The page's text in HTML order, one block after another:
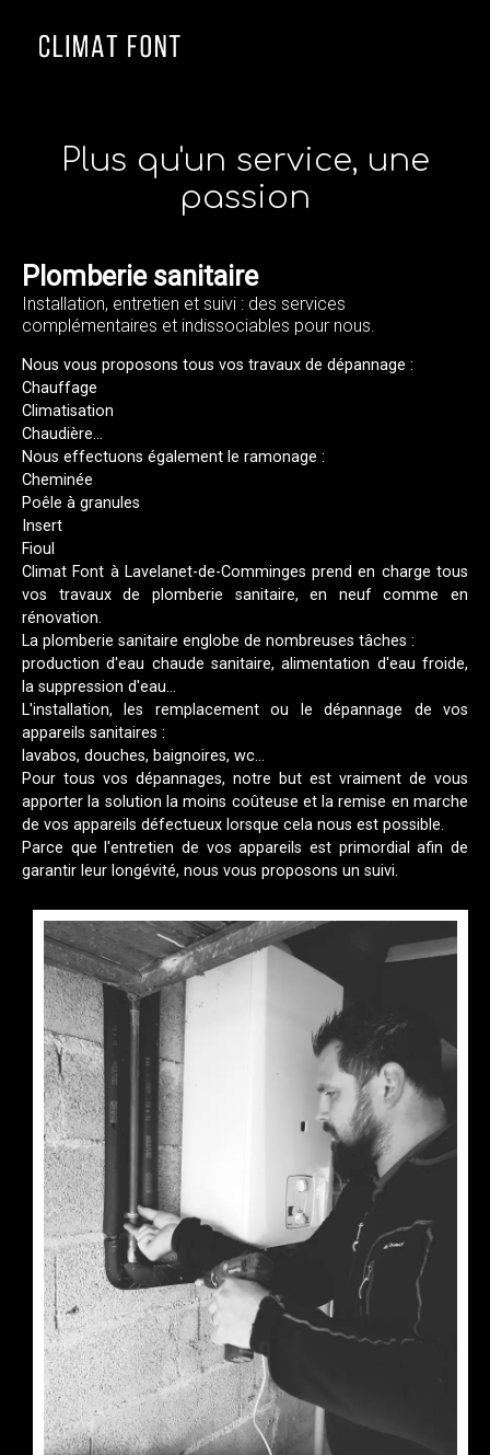
Plus qu'un service, une
passion
Plomberie sanitaire
Installation, entretien et suivi : des services
complémentaires et indissociables pour nous.
Nous vous proposons tous vos travaux de dépannage :
Chauffage
Climatisation
Chaudière...
Nous effectuons également le ramonage :
Cheminée
Poêle à granules
Insert
Fioul
Climat Font à Lavelanet-de-Comminges prend en charge tous
vos travaux de plomberie sanitaire, en neuf comme en
rénovation.
La plomberie sanitaire englobe de nombreuses tâches :
production d'eau chaude sanitaire, alimentation d'eau froide,
la suppression d'eau...
L'installation, les remplacement ou le dépannage de vos
appareils sanitaires :
lavabos, douches, baignoires, wc...
Pour tous vos dépannages, notre but est vraiment de vous
apporter la solution la moins coûteuse et la remise en marche
de vos appareils défectueux lorsque cela nous est possible.
Parce que l'entretien de vos appareils est primordial afin de
garantir leur longévité, nous vous proposons un suivi.